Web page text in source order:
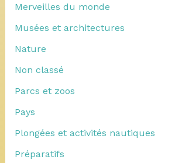
Merveilles du monde
Musées et architectures
Nature
Non classé
Parcs et zoos
Pays
Plongées et activités nautiques
Préparatifs